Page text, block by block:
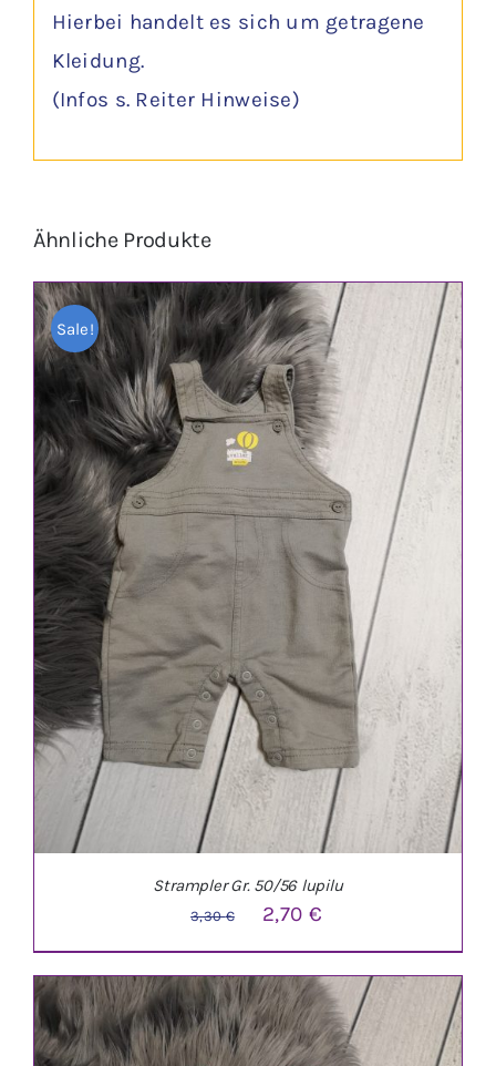
Hierbei handelt es sich um getragene
Kleidung.
(Infos s. Reiter Hinweise)
Ähnliche Produkte
Sale!
Strampler Gr. 50/56 lupilu
3,30€
Ursprünglicher
Preis
war:
3,30 €
2,70 €Aktueller
Preis
ist:
2,70 €.